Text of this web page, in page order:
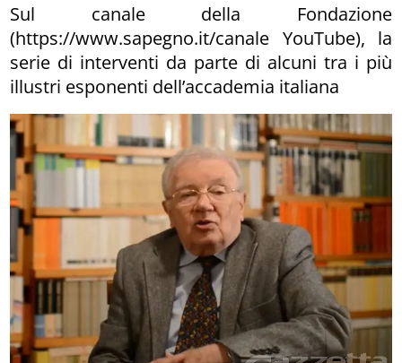
Sul canale della Fondazione
(https://www.sapegno.it/canale YouTube), la
serie di interventi da parte di alcuni tra i più
illustri esponenti dell’accademia italiana